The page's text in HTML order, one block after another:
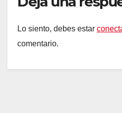
Lo siento, debes estar
comentario.